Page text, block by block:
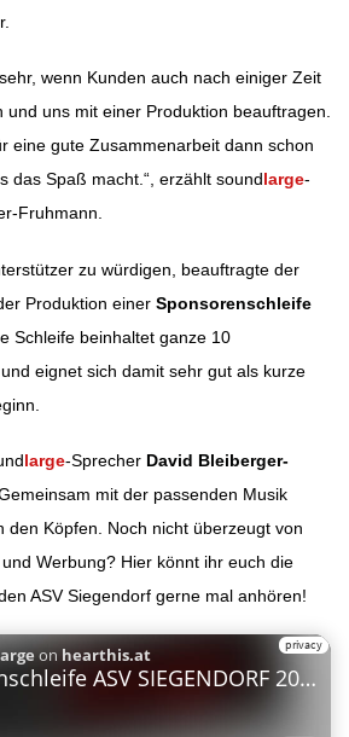
wenn Kunden auch nach einiger Zeit
und uns mit einer Produktion beauftragen.
eine gute Zusammenarbeit dann schon
das Spaß macht.“, erzählt soundlarge-
Fruhmann.
zu würdigen, beauftragte der
Produktion einer Sponsorenschleife
Schleife beinhaltet ganze 10
eignet sich damit sehr gut als kurze
large-Sprecher David Bleiberger-
mit der passenden Musik
den Köpfen. Noch nicht überzeugt von
Werbung? Hier könnt ihr euch die
ASV Siegendorf gerne mal anhören!